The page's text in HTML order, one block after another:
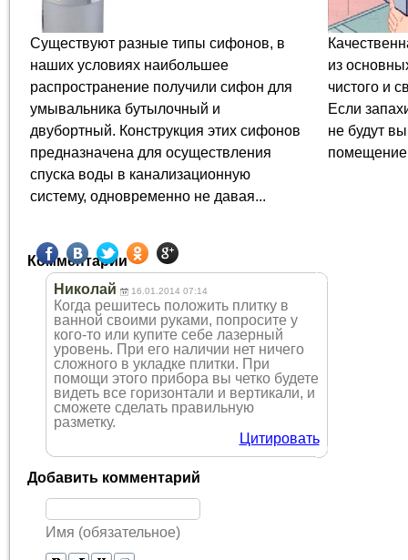
Существуют разные типы сифонов, в
наших условиях наибольшее
распространение получили сифон для
умывальника бутылочный и
двубортный. Конструкция этих сифонов
предназначена для осуществления
спуска воды в канализационную
систему, одновременно не давая...
из
чистого и
Если
не будут
помещение
Комментарии
Николай
16.01.2014 07:14
Когда решитесь положить плитку в
ванной своими руками, попросите у
кого-то или купите себе лазерный
уровень. При его наличии нет ничего
сложного в укладке плитки. При
помощи этого прибора вы четко будете
видеть все горизонтали и вертикали, и
сможете сделать правильную
разметку.
Цитировать
Добавить комментарий
Имя (обязательное)